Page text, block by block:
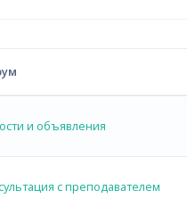
и объявления
с преподавателем